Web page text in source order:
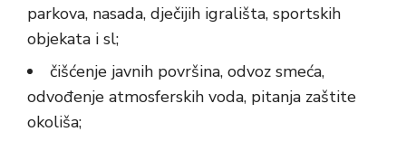
parkova, nasada, dječijih igrališta, sportskih
objekata i sl;
čišćenje javnih površina, odvoz smeća,
odvođenje atmosferskih voda, pitanja zaštite
okoliša;